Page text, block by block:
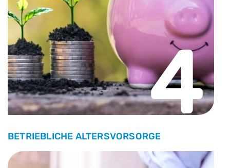
4
BETRIEBLICHE ALTERSVORSORGE